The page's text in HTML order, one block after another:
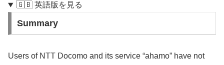
🇬🇧 英語版を見る
Summary
Users of NTT Docomo and its service “ahamo” have not